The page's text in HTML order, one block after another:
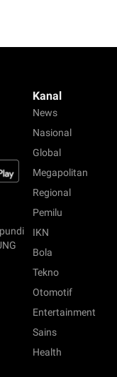
Kanal
News
Nasional
Global
Megapolitan
Regional
Pemilu
IKN
Bola
Tekno
Otomotif
Entertainment
Sains
Health